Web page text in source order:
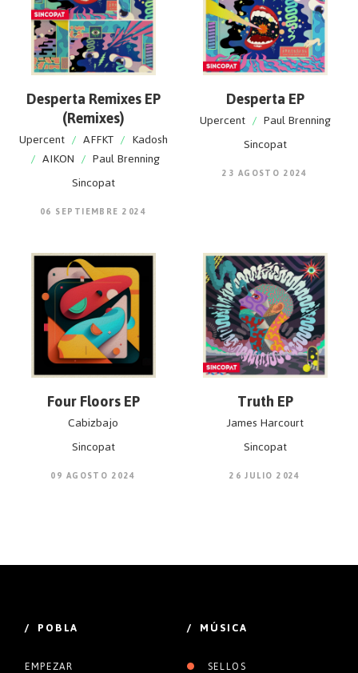
Desperta Remixes EP
(Remixes)
Upercent / AFFKT / Kadosh
/ AIKON / Paul Brenning
Sincopat
06 SEPTIEMBRE 2024
Desperta EP
Upercent / Paul Brenning
Sincopat
23 AGOSTO 2024
Four Floors EP
Cabizbajo
Sincopat
09 AGOSTO 2024
Truth EP
James Harcourt
Sincopat
26 JULIO 2024
/ POBLA
EMPEZAR
/ MÚSICA
SELLOS